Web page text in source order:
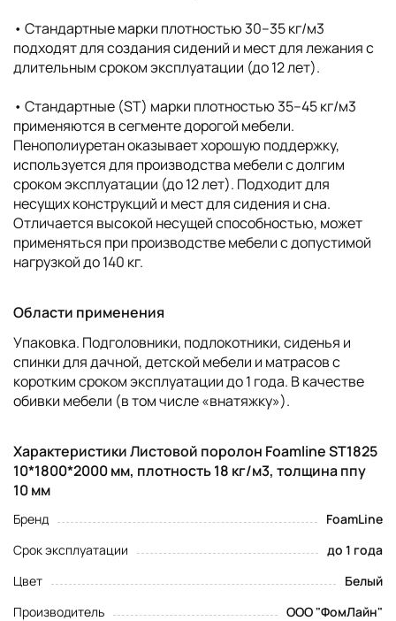
• Стандартные марки плотностью 30–35 кг/м3
подходят для создания сидений и мест для лежания с
длительным сроком эксплуатации (до 12 лет).
• Стандартные (ST) марки плотностью 35–45 кг/м3
применяются в сегменте дорогой мебели.
Пенополиуретан оказывает хорошую поддержку,
используется для производства мебели с долгим
сроком эксплуатации (до 12 лет). Подходит для
несущих конструкций и мест для сидения и сна.
Отличается высокой несущей способностью, может
применяться при производстве мебели с допустимой
нагрузкой до 140 кг.
Области применения
Упаковка. Подголовники, подлокотники, сиденья и
спинки для дачной, детской мебели и матрасов с
коротким сроком эксплуатации до 1 года. В качестве
обивки мебели (в том числе «внатяжку»).
Характеристики Листовой поролон Foamline ST1825
10*1800*2000 мм, плотность 18 кг/м3, толщина ппу
10 мм
Бренд
FoamLine
Срок эксплуатации
до 1 года
Цвет
Белый
Производитель
ООО "ФомЛайн"